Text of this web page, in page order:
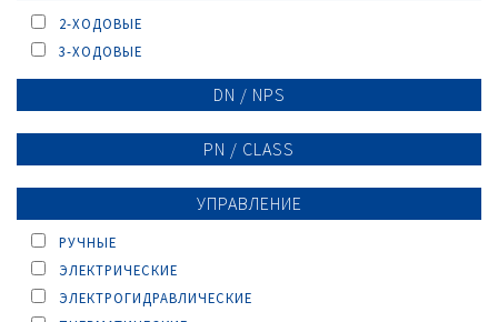
2-ХОДОВЫЕ
3-ХОДОВЫЕ
DN / NPS
PN / CLASS
УПРАВЛЕНИЕ
РУЧНЫЕ
ЭЛЕКТРИЧЕСКИЕ
ЭЛЕКТРОГИДРАВЛИЧЕСКИЕ